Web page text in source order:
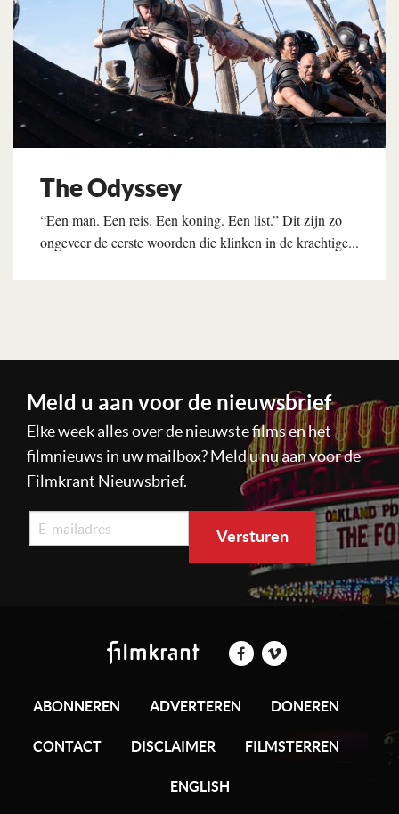
The Odyssey
“Een man. Een reis. Een koning. Een list.” Dit zijn zo
ongeveer de eerste woorden die klinken in de krachtige...
Meld u aan voor de nieuwsbrief
Elke week alles over de nieuwste films en het
filmnieuws in uw mailbox? Meld u nu aan voor de
Filmkrant Nieuwsbrief.
ABONNEREN ADVERTEREN DONEREN
CONTACT DISCLAIMER FILMSTERREN
ENGLISH